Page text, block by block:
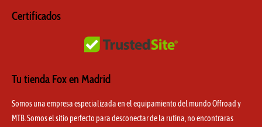
Certificados
Tu tienda Fox en Madrid
Somos una empresa especializada en el equipamiento del mundo Offroad y
MTB. Somos el sitio perfecto para desconectar de la rutina, no encontraras